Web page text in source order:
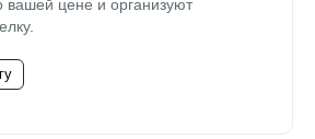
вашей цене и организуют